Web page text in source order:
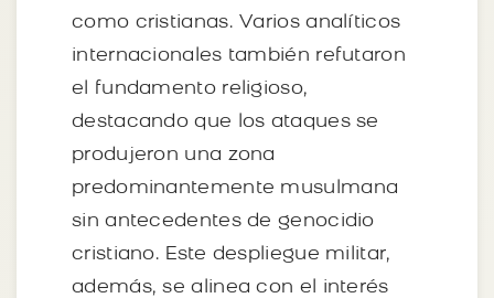
como cristianas. Varios analíticos
internacionales también refutaron
el fundamento religioso,
destacando que los ataques se
produjeron una zona
predominantemente musulmana
sin antecedentes de genocidio
cristiano. Este despliegue militar,
además, se alinea con el interés